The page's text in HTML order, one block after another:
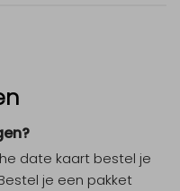
date kaart bestel je
je een pakket